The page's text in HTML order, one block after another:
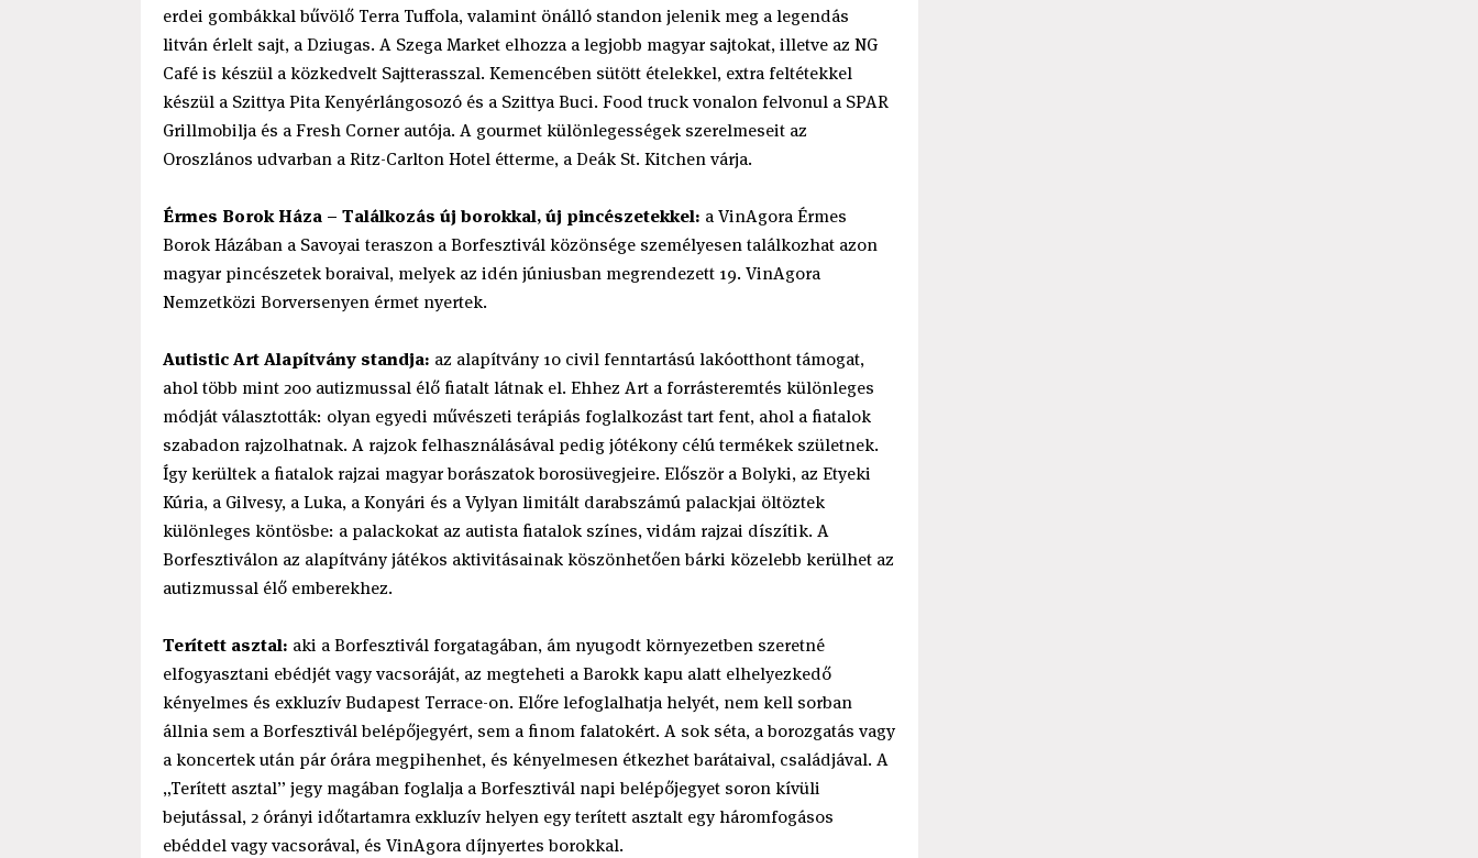
erdei gombákkal bűvölő Terra Tuffola, valamint önálló standon jelenik meg a legendás
litván érlelt sajt, a Dziugas. A Szega Market elhozza a legjobb magyar sajtokat, illetve az NG
Café is készül a közkedvelt Sajtterasszal. Kemencében sütött ételekkel, extra feltétekkel
készül a Szittya Pita Kenyérlángosozó és a Szittya Buci. Food truck vonalon felvonul a SPAR
Grillmobilja és a Fresh Corner autója. A gourmet különlegességek szerelmeseit az
Oroszlános udvarban a Ritz-Carlton Hotel étterme, a Deák St. Kitchen várja.
Érmes Borok Háza – Találkozás új borokkal, új pincészetekkel: a VinAgora Érmes
Borok Házában a Savoyai teraszon a Borfesztivál közönsége személyesen találkozhat azon
magyar pincészetek boraival, melyek az idén júniusban megrendezett 19. VinAgora
Nemzetközi Borversenyen érmet nyertek.
Autistic Art Alapítvány standja: az alapítvány 10 civil fenntartású lakóotthont támogat,
ahol több mint 200 autizmussal élő fiatalt látnak el. Ehhez Art a forrásteremtés különleges
módját választották: olyan egyedi művészeti terápiás foglalkozást tart fent, ahol a fiatalok
szabadon rajzolhatnak. A rajzok felhasználásával pedig jótékony célú termékek születnek.
Így kerültek a fiatalok rajzai magyar borászatok borosüvegjeire. Először a Bolyki, az Etyeki
Kúria, a Gilvesy, a Luka, a Konyári és a Vylyan limitált darabszámú palackjai öltöztek
különleges köntösbe: a palackokat az autista fiatalok színes, vidám rajzai díszítik. A
Borfesztiválon az alapítvány játékos aktivitásainak köszönhetően bárki közelebb kerülhet az
autizmussal élő emberekhez.
Terített asztal: aki a Borfesztivál forgatagában, ám nyugodt környezetben szeretné
elfogyasztani ebédjét vagy vacsoráját, az megteheti a Barokk kapu alatt elhelyezkedő
kényelmes és exkluzív Budapest Terrace-on. Előre lefoglalhatja helyét, nem kell sorban
állnia sem a Borfesztivál belépőjegyért, sem a finom falatokért. A sok séta, a borozgatás vagy
a koncertek után pár órára megpihenhet, és kényelmesen étkezhet barátaival, családjával. A
„Terített asztal” jegy magában foglalja a Borfesztivál napi belépőjegyet soron kívüli
bejutással, 2 órányi időtartamra exkluzív helyen egy terített asztalt egy háromfogásos
ebéddel vagy vacsorával, és VinAgora díjnyertes borokkal.